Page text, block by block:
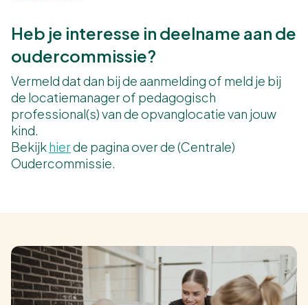
Heb je interesse in deelname aan de
oudercommissie?
Vermeld dat dan bij de aanmelding of meld je bij
de locatiemanager of pedagogisch
professional(s) van de opvanglocatie van jouw
kind.
Bekijkhierde pagina over de (Centrale)
Oudercommissie.